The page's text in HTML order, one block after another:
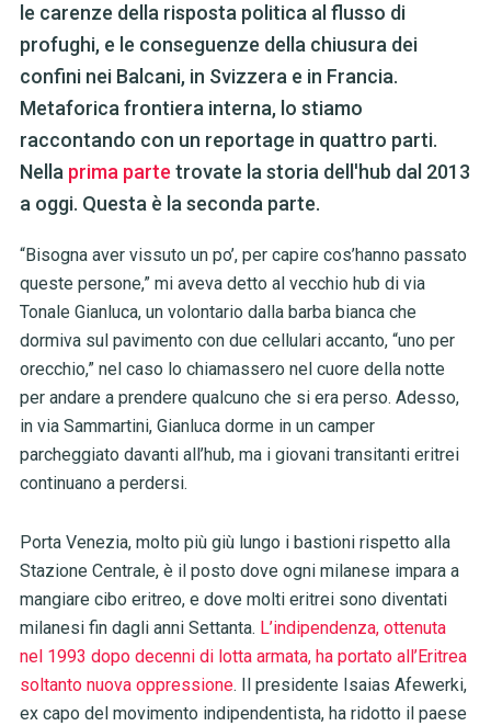
le carenze della risposta politica al flusso di
profughi, e le conseguenze della chiusura dei
confini nei Balcani, in Svizzera e in Francia.
Metaforica frontiera interna, lo stiamo
raccontando con un reportage in quattro parti.
Nella prima parte trovate la storia dell'hub dal 2013
a oggi. Questa è la seconda parte.
“Bisogna aver vissuto un po’, per capire cos’hanno passato
queste persone,” mi aveva detto al vecchio hub di via
Tonale Gianluca, un volontario dalla barba bianca che
dormiva sul pavimento con due cellulari accanto, “uno per
orecchio,” nel caso lo chiamassero nel cuore della notte
per andare a prendere qualcuno che si era perso. Adesso,
in via Sammartini, Gianluca dorme in un camper
parcheggiato davanti all’hub, ma i giovani transitanti eritrei
continuano a perdersi.
Porta Venezia, molto più giù lungo i bastioni rispetto alla
Stazione Centrale, è il posto dove ogni milanese impara a
mangiare cibo eritreo, e dove molti eritrei sono diventati
milanesi fin dagli anni Settanta. L’indipendenza, ottenuta
nel 1993 dopo decenni di lotta armata, ha portato all’Eritrea
soltanto nuova oppressione. Il presidente Isaias Afewerki,
ex capo del movimento indipendentista, ha ridotto il paese